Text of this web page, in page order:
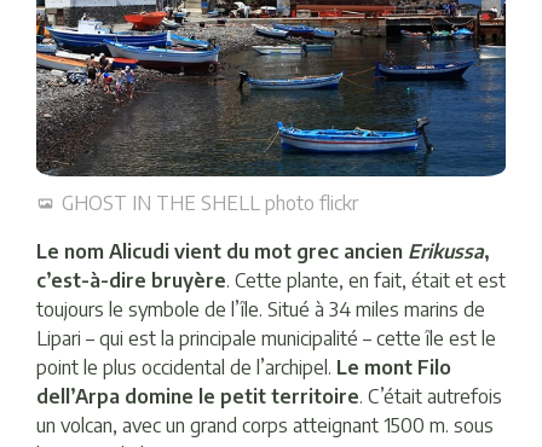
GHOST IN THE SHELL photo flickr
Le nom Alicudi vient du mot grec ancien Erikussa,
c’est-à-dire bruyère. Cette plante, en fait, était et est
toujours le symbole de l’île. Situé à 34 miles marins de
Lipari – qui est la principale municipalité – cette île est le
point le plus occidental de l’archipel. Le mont Filo
dell’Arpa domine le petit territoire. C’était autrefois
un volcan, avec un grand corps atteignant 1500 m. sous